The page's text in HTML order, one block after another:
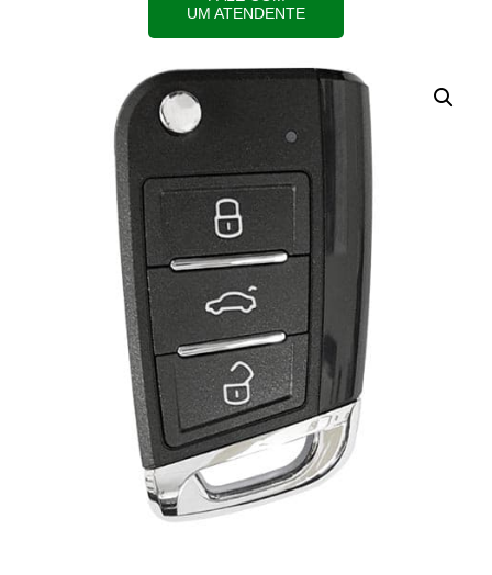
UM ATENDENTE